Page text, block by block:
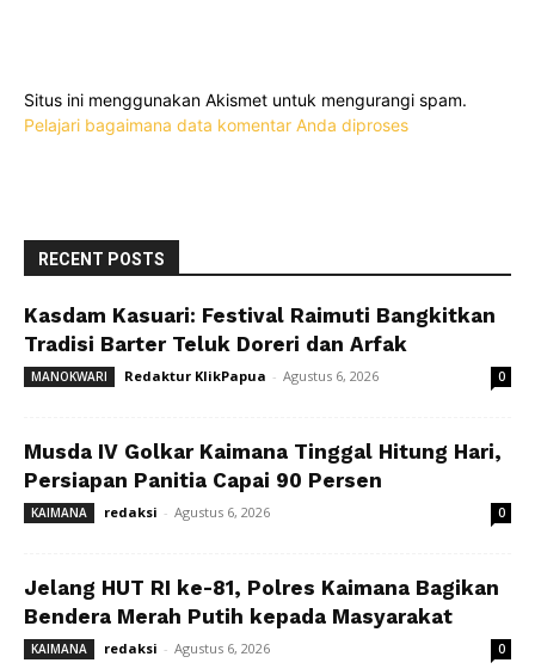
Situs ini menggunakan Akismet untuk mengurangi spam.
Pelajari bagaimana data komentar Anda diproses
RECENT POSTS
Kasdam Kasuari: Festival Raimuti Bangkitkan
Tradisi Barter Teluk Doreri dan Arfak
MANOKWARI Redaktur KlikPapua - Agustus 6, 2026 0
Musda IV Golkar Kaimana Tinggal Hitung Hari,
Persiapan Panitia Capai 90 Persen
KAIMANA redaksi - Agustus 6, 2026 0
Jelang HUT RI ke-81, Polres Kaimana Bagikan
Bendera Merah Putih kepada Masyarakat
KAIMANA redaksi - Agustus 6, 2026 0